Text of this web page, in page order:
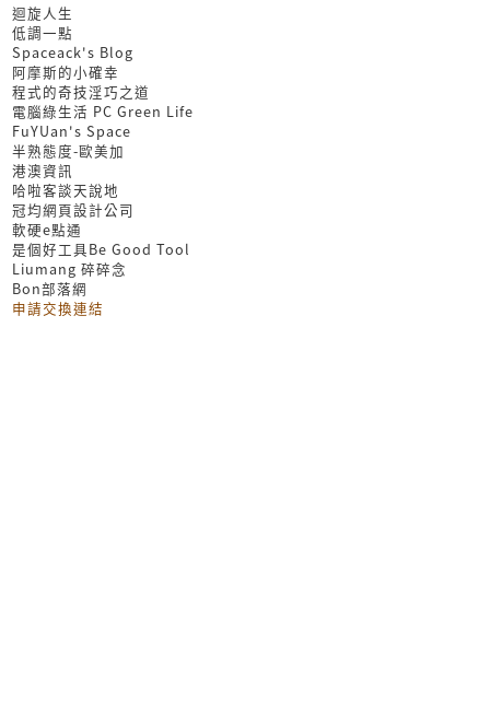
迴旋人生
低調一點
Spaceack's Blog
阿摩斯的小確幸
程式的奇技淫巧之道
電腦綠生活 PC Green Life
FuYUan's Space
半熟態度-歐美加
港澳資訊
哈啦客談天說地
冠均網頁設計公司
軟硬e點通
是個好工具Be Good Tool
Liumang 碎碎念
Bon部落網
申請交換連結